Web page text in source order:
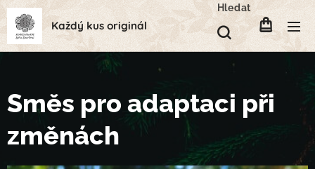
Každý kus originál
Hledat
Směs pro adaptaci při
změnách